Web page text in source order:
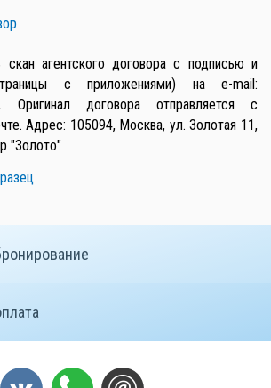
скан агентского договора с подписью и
с приложениями) на e-mail:
Оригинал договора отправляется с
Адрес: 105094, Москва, ул. Золотая 11,
"Золото"